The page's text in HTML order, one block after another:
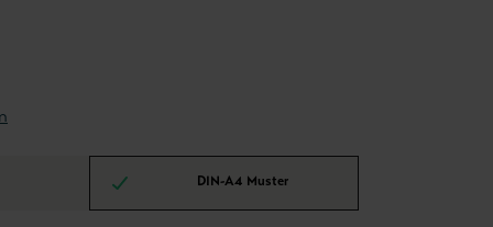
DIN-A4 Muster